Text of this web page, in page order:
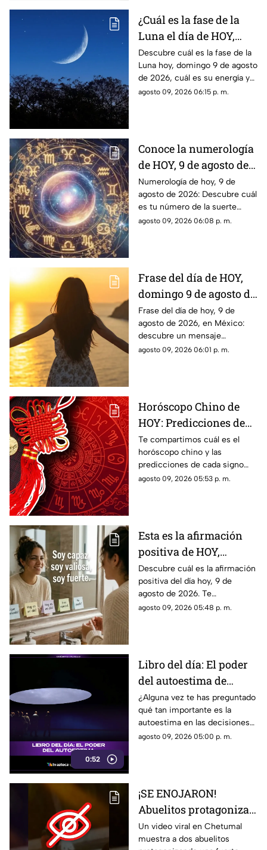
¿Cuál es la fase de la
Luna el día de HOY,
domingo 9 de agosto de
2026? Así se verá el
astro durante la noche
Descubre cuál es la fase de la
Luna hoy, domingo 9 de agosto
de 2026, cuál es su energía y
cómo nos podría afectar.
agosto 09, 2026 06:15 p. m.
Conoce la numerología
de HOY, 9 de agosto de
2026: ¿Cuál es el
número de la suerte de
este domingo para cada
signo del zodiaco?
Numerología de hoy, 9 de
agosto de 2026: Descubre cuál
es tu número de la suerte
según tu signo zodiacal.
agosto 09, 2026 06:08 p. m.
Frase del día de HOY,
domingo 9 de agosto de
2026: Mensajes para
reflexionar y compartir
Frase del día de hoy, 9 de
agosto de 2026, en México:
descubre un mensaje
inspirador para reflexionar y
agosto 09, 2026 06:01 p. m.
Horóscopo Chino de
HOY: Predicciones de
este domingo 9 de
agosto de 2026 para
cada signo del zodiaco
Te compartimos cuál es el
horóscopo chino y las
predicciones de cada signo
para el día de hoy, domingo 9
agosto 09, 2026 05:53 p. m.
Esta es la afirmación
positiva de HOY,
domingo 9 de agosto de
2026: Repite estas
palabras y llena tu día
de energía
Descubre cuál es la afirmación
positiva del día hoy, 9 de
agosto de 2026. Te
compartimos un mensaje
agosto 09, 2026 05:48 p. m.
0:52
Libro del día: El poder
del autoestima de
Nathaniel Branden
¿Alguna vez te has preguntado
qué tan importante es la
autoestima en las decisiones
que tomas todos los días? En
agosto 09, 2026 05:00 p. m.
¡SE ENOJARON!
Abuelitos protagonizan
FUERTE PELEA en
Chetumal; el video se
Un video viral en Chetumal
muestra a dos abuelitos